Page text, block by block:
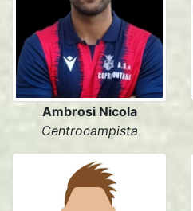
Ambrosi Nicola
Centrocampista